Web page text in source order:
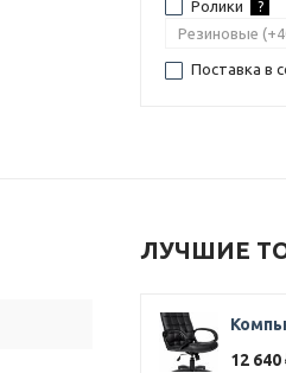
Ролики ?
Поставка в
ЛУЧШИЕ
12 640